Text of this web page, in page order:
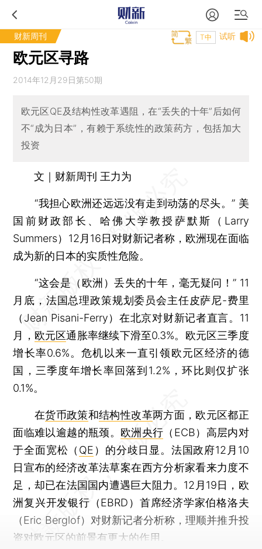
财新周刊 试听
T中
欧元区寻路
2014年12月29日第50期
欧元区QE及结构性改革遇阻，在“丢失的十年”后如何
不“成为日本”，有赖于系统性的政策药方，包括加大
投资
文｜财新周刊 王力为
“我担心欧洲还远远没有走到动荡的尽头。” 美
国前财政部长、哈佛大学教授萨默斯（Larry
Summers）12月16日对财新记者称，欧洲现在面临
成为新的日本的实质性危险。
“这会是（欧洲）丢失的十年，毫无疑问！” 11
月底，法国总理政策规划委员会主任皮萨尼-费里
（Jean Pisani-Ferry）在北京对财新记者直言。11
月， 欧元区通胀率继续下滑至0.3%。欧元区三季度
增长率0.6%。危机以来一直引领欧元区经济的德
国，三季度年增长率回落到1.2%，环比则仅扩张
0.1%。
在货币政策和结构性改革两方面，欧元区都正
面临难以逾越的瓶颈。 欧洲央行 （ECB）高层内对
于全面宽松（ QE ）的分歧日显。法国政府12月10
日宣布的经济改革法草案在西方分析家看来力度不
足，却已在法国国内遭遇巨大阻力。12月19日，欧
洲复兴开发银行（EBRD）首席经济学家伯格洛夫
（Eric Berglof）对财新记者分析称，理顺并推升投
资对欧元区的前景有更大的作用。